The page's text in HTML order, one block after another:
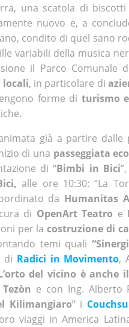
una scatola di
nuovo e, a
condito di quel sano
variabili della musica
il Parco
locali, in particolare di
forme di turismo
già a partire
di una passeggiata
di “Bimbi in Bici
alle ore 10:30: “La
da Humanitas
di OpenArt Teatro e
per lacostruzione di
temi quali
di Radici in Movimento,
del vicino è anche
e con Ing. Alberto
Kilimangiaro” i
viaggi in America